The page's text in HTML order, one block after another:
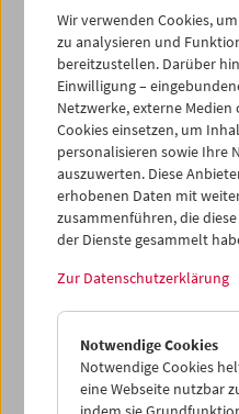
23
25
30
31 01 02
iCalender
Programmheft-PDF
English language or
< Vorherige Woche
Mo
Di
Wir verwenden Cookies,
zu analysieren und
bereitzustellen. Darüber
Einwilligung –
Netzwerke, externe Medien
Cookies einsetzen, um
personalisieren sowie Ihre
auszuwerten. Diese
erhobenen Daten mit
zusammenführen, die
der Dienste gesammelt
Zur Datenschutzerklärung
Notwendige Cookies
Notwendige Cookies
eine Webseite nutzbar